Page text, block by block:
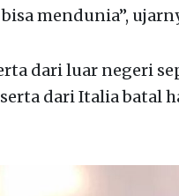
mendunia”,
dari luar negeri
dari Italia batal